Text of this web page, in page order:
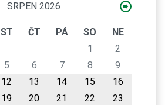
SRPEN 2026
ST ČT PÁ SO
NE
1
2
5 6 7 8
9
12 13 14 15
16
19 20 21 22
23